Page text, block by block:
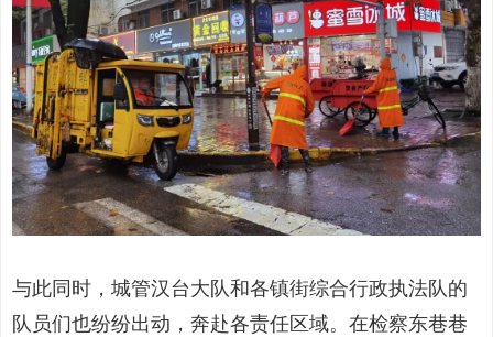
与此同时，城管汉台大队和各镇街综合行政执法队的
队员们也纷纷出动，奔赴各责任区域。在检察东巷巷